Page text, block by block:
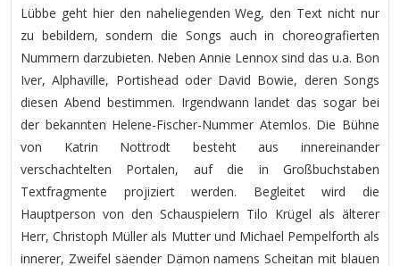
Lübbe geht hier den naheliegenden Weg, den Text nicht nur
zu bebildern, sondern die Songs auch in choreografierten
Nummern darzubieten. Neben Annie Lennox sind das u.a. Bon
Iver, Alphaville, Portishead oder David Bowie, deren Songs
diesen Abend bestimmen. Irgendwann landet das sogar bei
der bekannten Helene-Fischer-Nummer Atemlos. Die Bühne
von Katrin Nottrodt besteht aus innereinander
verschachtelten Portalen, auf die in Großbuchstaben
Textfragmente projiziert werden. Begleitet wird die
Hauptperson von den Schauspielern Tilo Krügel als älterer
Herr, Christoph Müller als Mutter und Michael Pempelforth als
innerer, Zweifel säender Dämon namens Scheitan mit blauen